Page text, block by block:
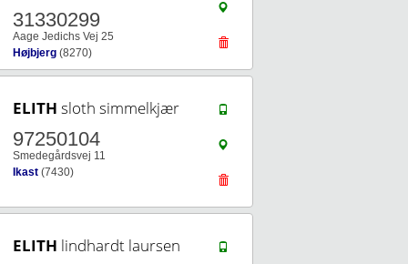
31330299
Aage Jedichs Vej 25
Højbjerg (8270)
ELITH sloth simmelkjær
97250104
Smedegårdsvej 11
Ikast (7430)
ELITH lindhardt laursen